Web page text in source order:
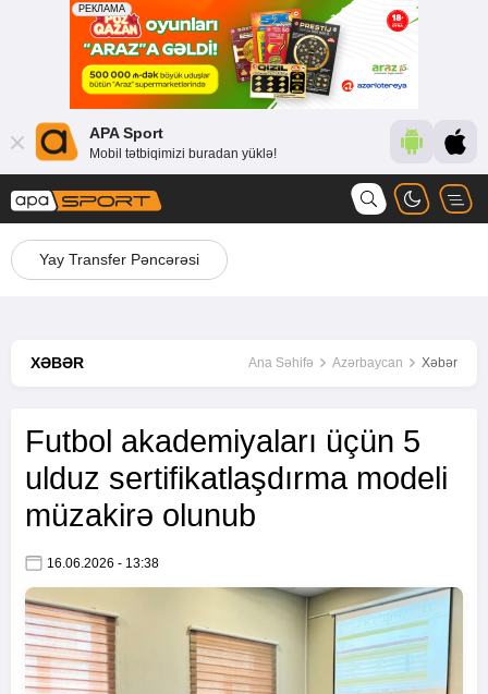
APA Sport
Mobil tətbiqimizi buradan yüklə!
Yay Transfer Pəncərəsi
XƏBƏR Ana Səhifə Azərbaycan Xəbər
Futbol akademiyaları üçün 5
ulduz sertifikatlaşdırma modeli
müzakirə olunub
16.06.2026 - 13:38